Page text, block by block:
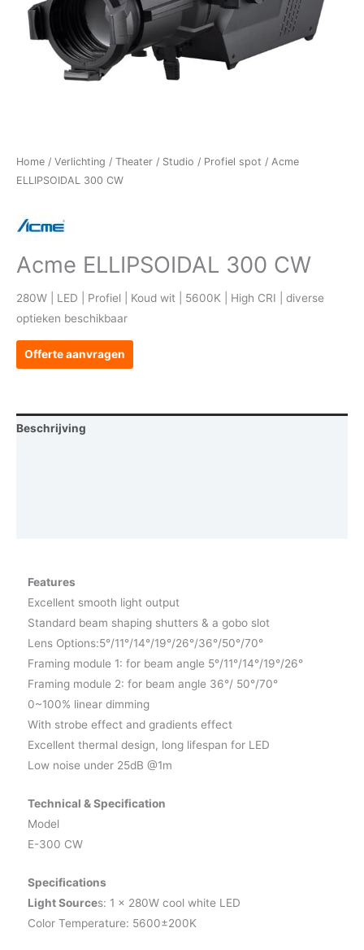
Home / Verlichting / Theater / Studio / Profiel spot / Acme
ELLIPSOIDAL 300 CW
Acme ELLIPSOIDAL 300 CW
280W | LED | Profiel | Koud wit | 5600K | High CRI | diverse
optieken beschikbaar
Offerte aanvragen
Beschrijving
Features
Excellent smooth light output
Standard beam shaping shutters & a gobo slot
Lens Options:5°/11°/14°/19°/26°/36°/50°/70°
Framing module 1: for beam angle 5°/11°/14°/19°/26°
Framing module 2: for beam angle 36°/ 50°/70°
0~100% linear dimming
With strobe effect and gradients effect
Excellent thermal design, long lifespan for LED
Low noise under 25dB @1m
Technical & Specification
Model
E-300 CW
Specifications
Light Sources: 1 x 280W cool white LED
Color Temperature: 5600±200K